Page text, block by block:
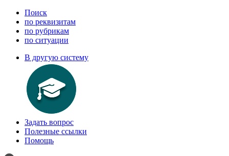
Поиск
по реквизитам
по рубрикам
по ситуации
В другую систему
Задать вопрос
Полезные ссылки
Помощь